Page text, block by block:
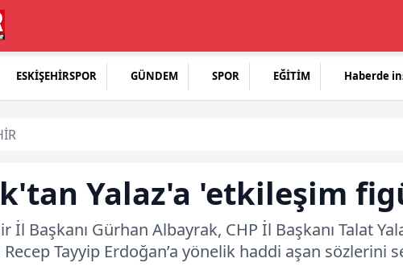
ESKİŞEHİRSPOR GÜNDEM SPOR EĞİTİM Haberde
Yalaz'a 'etkileşim
İl Başkanı Gürhan Albayrak, CHP İl Başkanı Talat
Tayyip Erdoğan’a yönelik haddi aşan sözlerini